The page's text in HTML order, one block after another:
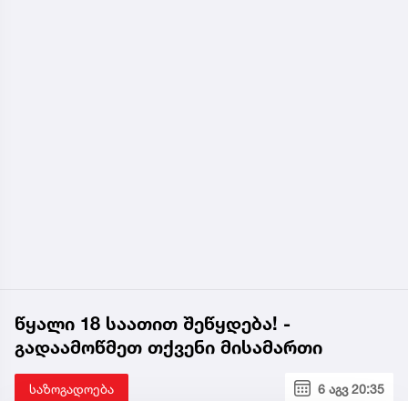
წყალი 18 საათით შეწყდება! -
გადაამოწმეთ თქვენი მისამართი
საზოგადოება 6 აგვ 20:35